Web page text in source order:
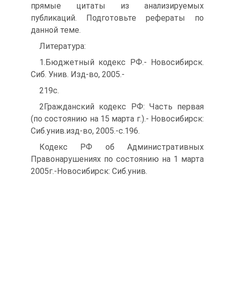
прямые цитаты из анализируемых
публикаций. Подготовьте рефераты по
данной теме.
Литература:
1.Бюджетный кодекс РФ.- Новосибирск.
Сиб. Унив. Изд-во, 2005.-
219с.
2Гражданский кодекс РФ: Часть первая
(по состоянию на 15 марта г.).- Новосибирск:
Сиб.унив.изд-во, 2005.-с.196.
Кодекс РФ об Административных
Правонарушениях по состоянию на 1 марта
2005г.-Новосибирск: Сиб.унив.